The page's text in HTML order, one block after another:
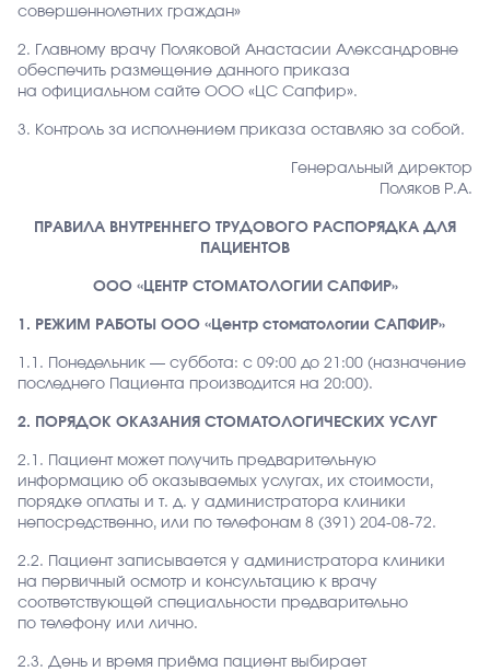
совершеннолетних граждан»
2. Главному врачу Поляковой Анастасии Александровне
обеспечить размещение данного приказа
на официальном сайте ООО «ЦС Сапфир».
3. Контроль за исполнением приказа оставляю за собой.
Генеральный директор
Поляков Р.А.
ПРАВИЛА ВНУТРЕННЕГО ТРУДОВОГО РАСПОРЯДКА ДЛЯ
ПАЦИЕНТОВ
ООО «ЦЕНТР СТОМАТОЛОГИИ САПФИР»
1. РЕЖИМ РАБОТЫ ООО «Центр стоматологии САПФИР»
1.1. Понедельник — суббота: с 09:00 до 21:00 (назначение
последнего Пациента производится на 20:00).
2. ПОРЯДОК ОКАЗАНИЯ СТОМАТОЛОГИЧЕСКИХ УСЛУГ
2.1. Пациент может получить предварительную
информацию об оказываемых услугах, их стоимости,
порядке оплаты и т. д. у администратора клиники
непосредственно, или по телефонам 8 (391) 204-08-72.
2.2. Пациент записывается у администратора клиники
на первичный осмотр и консультацию к врачу
соответствующей специальности предварительно
по телефону или лично.
2.3. День и время приёма пациент выбирает